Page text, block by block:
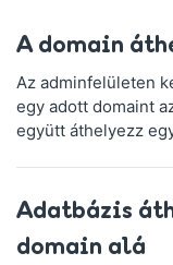
A domain
Az adminfelületen
egy adott domaint
együtt áthelyezz
Adatbázis
domain alá